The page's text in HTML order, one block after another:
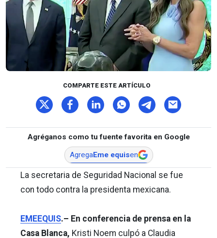
COMPARTE ESTE ARTÍCULO
Agréganos como tu fuente favorita en Google
AgregaEme equisen
La secretaria de Seguridad Nacional se fue
con todo contra la presidenta mexicana.
EMEEQUIS.– En conferencia de prensa en la
Casa Blanca, Kristi Noem culpó a Claudia